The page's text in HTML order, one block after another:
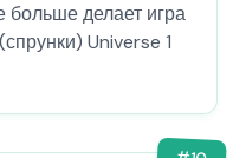
больше делает игра
Universe 1